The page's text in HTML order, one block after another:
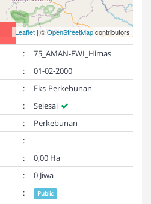
Leaflet | ©OpenStreetMapcontributors
:
75_AMAN-FWI_Himas
:
01-02-2000
:
Eks-Perkebunan
:
Selesai
:
Perkebunan
:
:
0,00 Ha
:
0 Jiwa
: Public